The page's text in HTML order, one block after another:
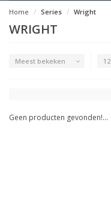
Home Series Wright
WRIGHT
Meest bekeken 12
Geen producten gevonden!...